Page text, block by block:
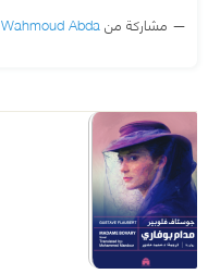
مشاركة منWahmoud Abda